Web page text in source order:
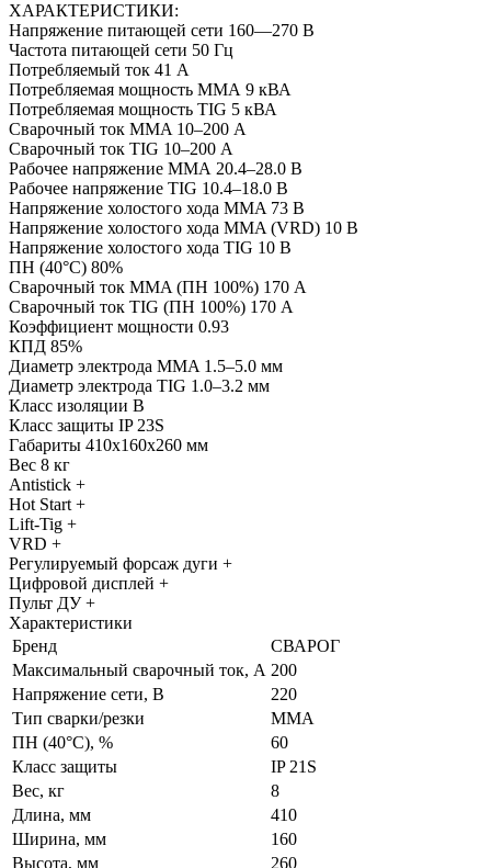
ХАРАКТЕРИСТИКИ:
Напряжение питающей сети 160—270 В
Частота питающей сети 50 Гц
Потребляемый ток 41 А
Потребляемая мощность ММА 9 кВА
Потребляемая мощность TIG 5 кВА
Сварочный ток MMA 10–200 А
Сварочный ток TIG 10–200 А
Рабочее напряжение ММА 20.4–28.0 В
Рабочее напряжение TIG 10.4–18.0 В
Напряжение холостого хода MMA 73 В
Напряжение холостого хода MMA (VRD) 10 В
Напряжение холостого хода TIG 10 В
ПН (40°C) 80%
Сварочный ток MMA (ПН 100%) 170 А
Сварочный ток TIG (ПН 100%) 170 А
Коэффициент мощности 0.93
КПД 85%
Диаметр электрода MMA 1.5–5.0 мм
Диаметр электрода TIG 1.0–3.2 мм
Класс изоляции B
Класс защиты IP 23S
Габариты 410x160x260 мм
Вес 8 кг
Antistick +
Hot Start +
Lift-Tig +
VRD +
Регулируемый форсаж дуги +
Цифровой дисплей +
Пульт ДУ +
Характеристики
Бренд
СВАРОГ
Максимальный сварочный ток, А 200
Напряжение сети, В
220
Тип сварки/резки
MMA
ПН (40°C), %
60
Класс защиты
IP 21S
Вес, кг
8
Длина, мм
410
Ширина, мм
160
Высота, мм
260